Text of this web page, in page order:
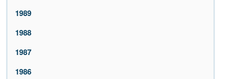
1989
1988
1987
1986